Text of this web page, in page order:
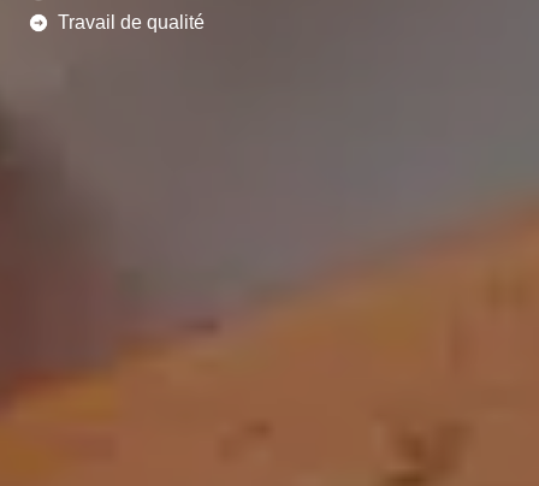
Travail de qualité